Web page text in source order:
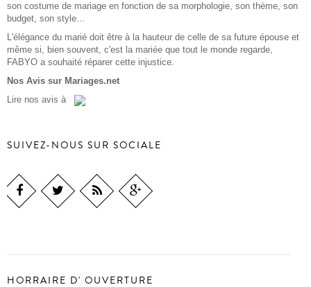
son costume de mariage en fonction de sa morphologie, son thème, son
budget, son style…
L'élégance du marié doit être à la hauteur de celle de sa future épouse et
même si, bien souvent, c'est la mariée que tout le monde regarde,
FABYO a souhaité réparer cette injustice.
Nos Avis sur Mariages.net
Lire nos avis à
SUIVEZ-NOUS SUR SOCIALE
HORRAIRE D' OUVERTURE